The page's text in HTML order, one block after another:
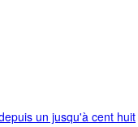
un jusqu'à cent huit